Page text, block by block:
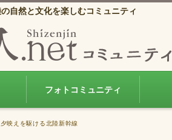
自然と文化を楽しむコミュニティ
フォトコミュニティ
映えを駆ける北陸新幹線